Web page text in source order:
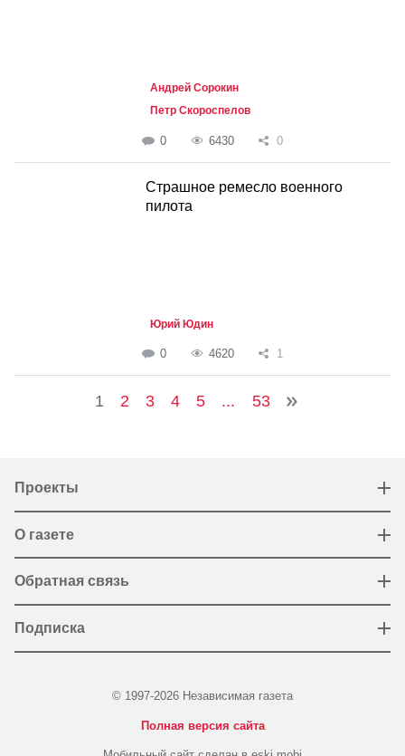
Андрей Сорокин
Петр Скороспелов
0 6430 0
Страшное ремесло военного
пилота
Юрий Юдин
0 4620 1
1 2 3 4 5 ... 53
Проекты
О газете
Обратная связь
Подписка
© 1997-2026 Независимая газета
Полная версия сайта